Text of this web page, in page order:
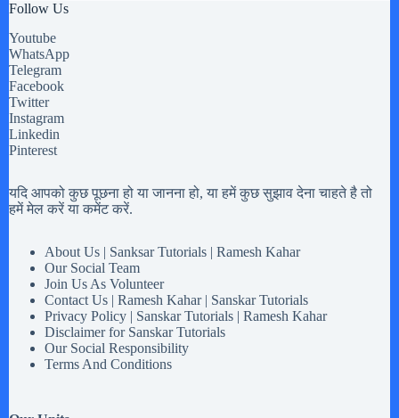
Follow Us
Youtube
WhatsApp
Telegram
Facebook
Twitter
Instagram
Linkedin
Pinterest
यदि आपको कुछ पूछना हो या जानना हो, या हमें कुछ सुझाव देना चाहते है तो
हमें मेल करें या कमेंट करें.
About Us | Sanksar Tutorials | Ramesh Kahar
Our Social Team
Join Us As Volunteer
Contact Us | Ramesh Kahar | Sanskar Tutorials
Privacy Policy | Sanskar Tutorials | Ramesh Kahar
Disclaimer for Sanskar Tutorials
Our Social Responsibility
Terms And Conditions